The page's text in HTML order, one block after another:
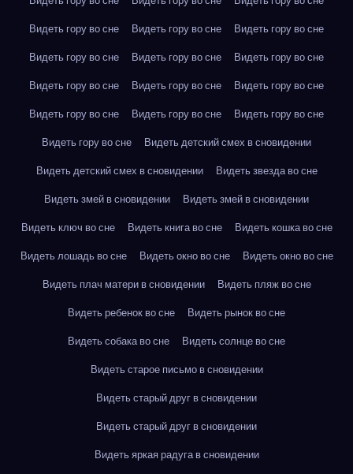
Видеть гору во сне
Видеть гору во сне
Видеть гору во сне
Видеть гору во сне
Видеть гору во сне
Видеть гору во сне
Видеть гору во сне
Видеть гору во сне
Видеть гору во сне
Видеть гору во сне
Видеть гору во сне
Видеть гору во сне
Видеть гору во сне
Видеть детский смех в сновидении
Видеть детский смех в сновидении
Видеть звезда во сне
Видеть змей в сновидении
Видеть змей в сновидении
Видеть ключ во сне
Видеть книга во сне
Видеть кошка во сне
Видеть лошадь во сне
Видеть окно во сне
Видеть окно во сне
Видеть плач матери в сновидении
Видеть пляж во сне
Видеть ребенок во сне
Видеть рынок во сне
Видеть собака во сне
Видеть солнце во сне
Видеть старое письмо в сновидении
Видеть старый друг в сновидении
Видеть старый друг в сновидении
Видеть яркая радуга в сновидении